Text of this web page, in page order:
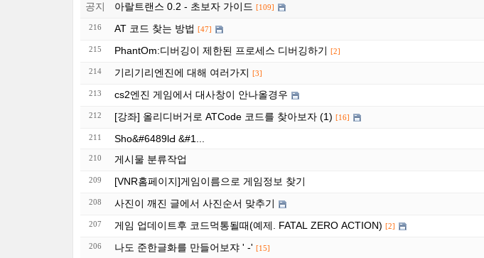
공지 아랄트랜스 0.2 - 초보자 가이드 [109]
216 AT 코드 찾는 방법 [47]
215 PhantOm:디버깅이 제한된 프로세스 디버깅하기 [2]
214 기리기리엔진에 대해 여러가지 [3]
213 cs2엔진 게임에서 대사창이 안나올경우
212 [강좌] 올리디버거로 ATCode 코드를 찾아보자 (1) [16]
211 Sho&#6489lԀ &#1...
210 게시물 분류작업
209 [VNR홈페이지]게임이름으로 게임정보 찾기
208 사진이 깨진 글에서 사진순서 맞추기
207 게임 업데이트후 코드먹통될때(예제. FATAL ZERO ACTION) [2]
206 나도 준한글화를 만들어보쟈 ' -' [15]